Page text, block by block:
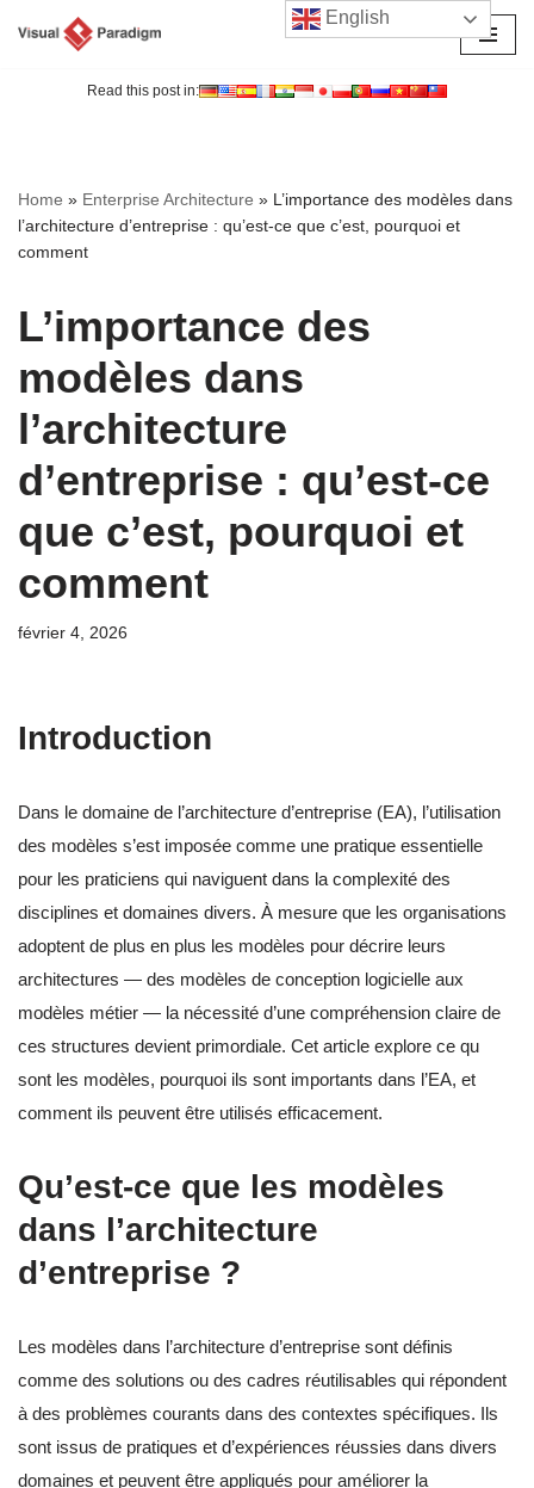
Read this post in:
Home » Enterprise Architecture » L’importance des modèles dans
l’architecture d’entreprise : qu’est-ce que c’est, pourquoi et
comment
L’importance des
modèles dans
l’architecture
d’entreprise : qu’est-ce
que c’est, pourquoi et
comment
février 4, 2026
Introduction
Dans le domaine de l’architecture d’entreprise (EA), l’utilisation
des modèles s’est imposée comme une pratique essentielle
pour les praticiens qui naviguent dans la complexité des
disciplines et domaines divers. À mesure que les organisations
adoptent de plus en plus les modèles pour décrire leurs
architectures — des modèles de conception logicielle aux
modèles métier — la nécessité d’une compréhension claire de
ces structures devient primordiale. Cet article explore ce qu
sont les modèles, pourquoi ils sont importants dans l’EA, et
comment ils peuvent être utilisés efficacement.
Qu’est-ce que les modèles
dans l’architecture
d’entreprise ?
Les modèles dans l’architecture d’entreprise sont définis
comme des solutions ou des cadres réutilisables qui répondent
à des problèmes courants dans des contextes spécifiques. Ils
sont issus de pratiques et d’expériences réussies dans divers
domaines et peuvent être appliqués pour améliorer la
English